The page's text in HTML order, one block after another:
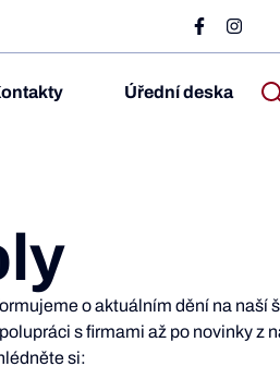
Úřední deska
o aktuálním dění na naší
s firmami až po novinky z
si: